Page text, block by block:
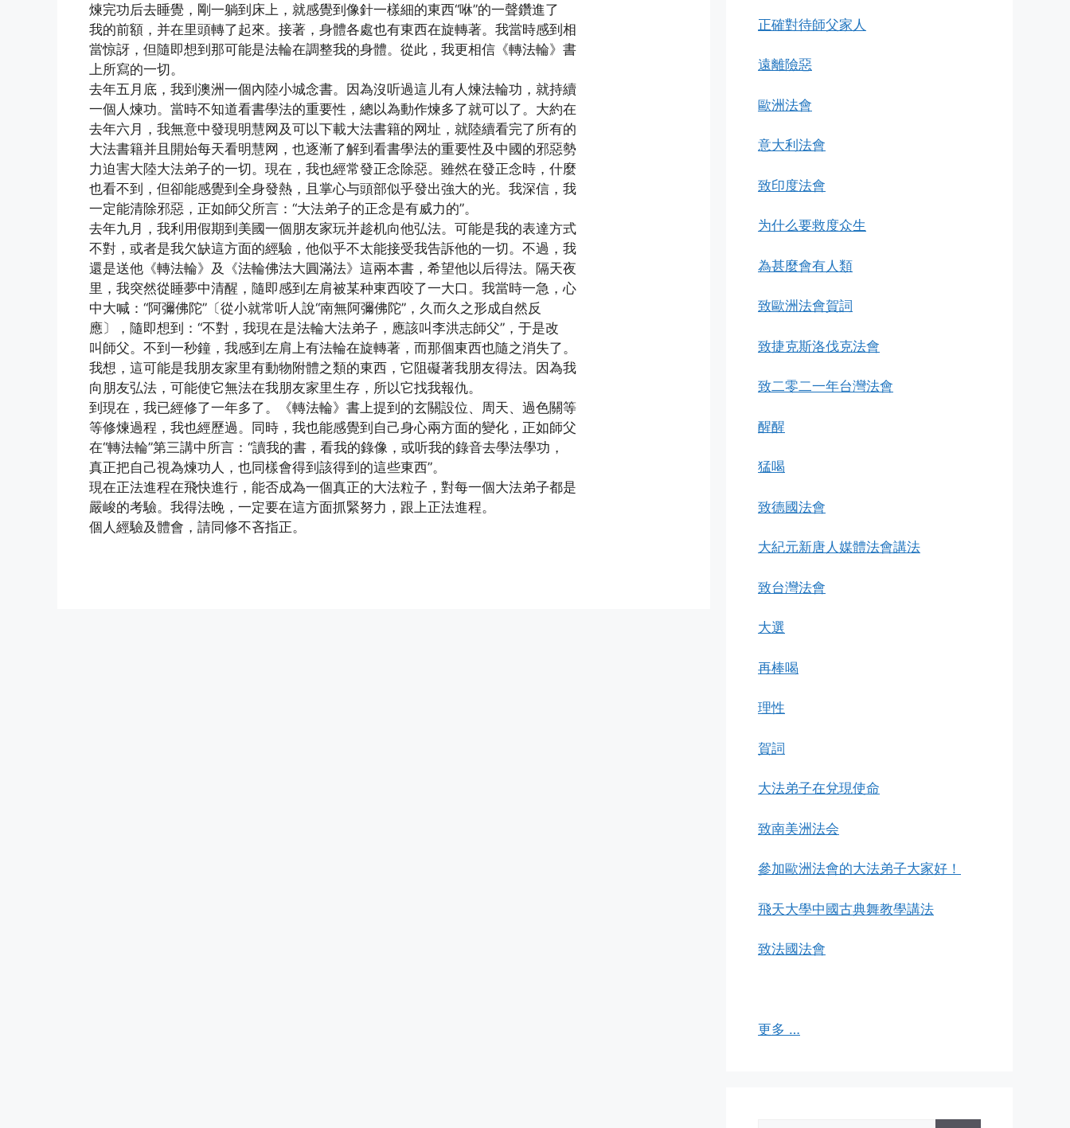
煉完功后去睡覺，剛一躺到床上，就感覺到像針一樣細的東西“咻”的一聲鑽進了
我的前額，并在里頭轉了起來。接著，身體各處也有東西在旋轉著。我當時感到相
當惊訝，但隨即想到那可能是法輪在調整我的身體。從此，我更相信《轉法輪》書
上所寫的一切。
去年五月底，我到澳洲一個內陸小城念書。因為沒听過這儿有人煉法輪功，就持續
一個人煉功。當時不知道看書學法的重要性，總以為動作煉多了就可以了。大約在
去年六月，我無意中發現明慧网及可以下載大法書籍的网址，就陸續看完了所有的
大法書籍并且開始每天看明慧网，也逐漸了解到看書學法的重要性及中國的邪惡勢
力迫害大陸大法弟子的一切。現在，我也經常發正念除惡。雖然在發正念時，什麼
也看不到，但卻能感覺到全身發熱，且掌心与頭部似乎發出強大的光。我深信，我
一定能清除邪惡，正如師父所言：“大法弟子的正念是有威力的”。
去年九月，我利用假期到美國一個朋友家玩并趁机向他弘法。可能是我的表達方式
不對，或者是我欠缺這方面的經驗，他似乎不太能接受我告訴他的一切。不過，我
還是送他《轉法輪》及《法輪佛法大圓滿法》這兩本書，希望他以后得法。隔天夜
里，我突然從睡夢中清醒，隨即感到左肩被某种東西咬了一大口。我當時一急，心
中大喊：“阿彌佛陀”〔從小就常听人說“南無阿彌佛陀”，久而久之形成自然反
應〕，隨即想到：“不對，我現在是法輪大法弟子，應該叫李洪志師父”，于是改
叫師父。不到一秒鐘，我感到左肩上有法輪在旋轉著，而那個東西也隨之消失了。
我想，這可能是我朋友家里有動物附體之類的東西，它阻礙著我朋友得法。因為我
向朋友弘法，可能使它無法在我朋友家里生存，所以它找我報仇。
到現在，我已經修了一年多了。《轉法輪》書上提到的玄關設位、周天、過色關等
等修煉過程，我也經歷過。同時，我也能感覺到自己身心兩方面的變化，正如師父
在“轉法輪”第三講中所言：“讀我的書，看我的錄像，或听我的錄音去學法學功，
真正把自己視為煉功人，也同樣會得到該得到的這些東西”。
現在正法進程在飛快進行，能否成為一個真正的大法粒子，對每一個大法弟子都是
嚴峻的考驗。我得法晚，一定要在這方面抓緊努力，跟上正法進程。
個人經驗及體會，請同修不吝指正。
正確對待師父家人
遠離險惡
歐洲法會
意大利法會
致印度法會
为什么要救度众生
為甚麼會有人類
致歐洲法會賀詞
致捷克斯洛伐克法會
致二零二一年台灣法會
醒醒
猛喝
致德國法會
大紀元新唐人媒體法會講法
致台灣法會
大選
再棒喝
理性
賀詞
大法弟子在兌現使命
致南美洲法会
參加歐洲法會的大法弟子大家好！
飛天大學中國古典舞教學講法
致法國法會
更多 …